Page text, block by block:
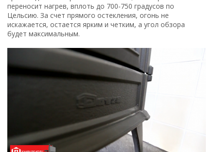
переносит нагрев, вплоть до 700-750 градусов по
Цельсию. За счет прямого остекления, огонь не
искажается, остается ярким и четким, а угол обзора
будет максимальным.